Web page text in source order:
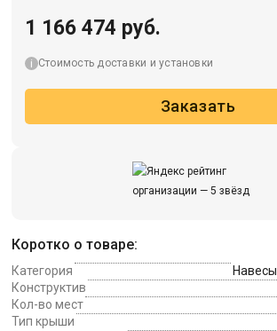
Коротко о товаре:
Категория
Конструктив
Кол-во мест
Тип крыши
1 166 474 руб.
Стоимость доставки и установки
Заказать